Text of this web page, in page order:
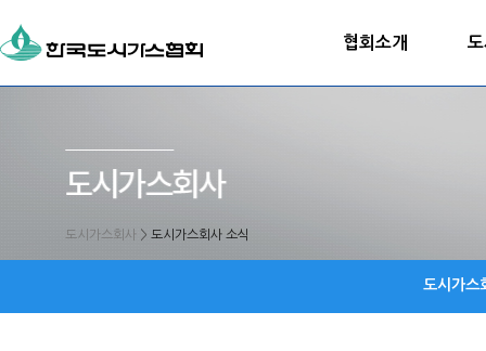
협회소개
도시가스회사 > 도시가스회사 소식
도시가스